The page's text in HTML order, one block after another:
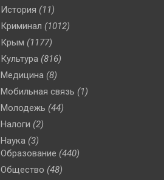
История (11)
Криминал (1012)
Крым (1177)
Культура (816)
Медицина (8)
Мобильная связь (1)
Молодежь (44)
Налоги (2)
Наука (3)
Образование (440)
Общество (48)